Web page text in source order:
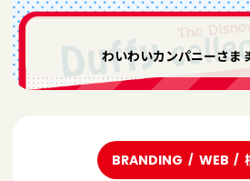
わいわいカンパニーさま
BRANDING WEB